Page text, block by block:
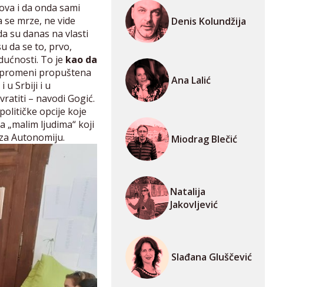
i da onda sami
mrze, ne vide
su danas na vlasti
da se to, prvo,
To je kao da
propuštena
u Srbiji i u
– navodi Gogić.
opcije koje
„malim ljudima“ koji
Autonomiju.
Denis Kolundžija
Ana Lalić
Miodrag Blečić
Natalija
Jakovljević
Slađana Gluščević